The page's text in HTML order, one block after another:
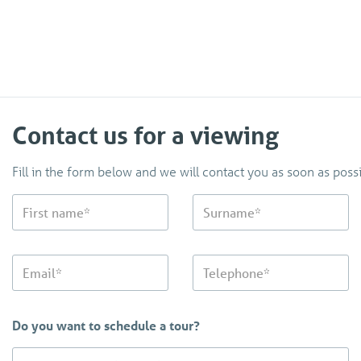
Contact us for a viewing
Fill in the form below and we will contact you as soon as
Do you want to schedule a tour?